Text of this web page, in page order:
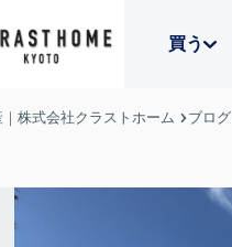
買う
株式会社クラストホーム ブログ